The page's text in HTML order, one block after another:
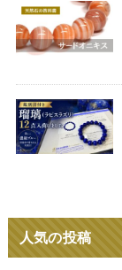
人気の投稿